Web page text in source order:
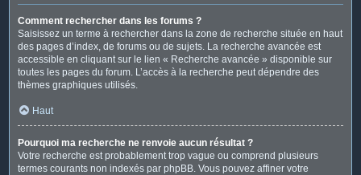
Comment rechercher dans les forums ?
Saisissez un terme à rechercher dans la zone de recherche située en haut
des pages d’index, de forums ou de sujets. La recherche avancée est
accessible en cliquant sur le lien « Recherche avancée » disponible sur
toutes les pages du forum. L’accès à la recherche peut dépendre des
thèmes graphiques utilisés.
Haut
Pourquoi ma recherche ne renvoie aucun résultat ?
Votre recherche est probablement trop vague ou comprend plusieurs
termes courants non indexés par phpBB. Vous pouvez affiner votre